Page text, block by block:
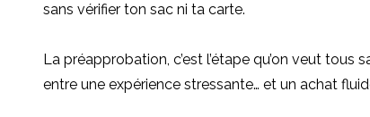
sans vérifier ton sac ni ta carte.
La préapprobation, c’est l’étape qu’on veut
entre une expérience stressante… et un achat